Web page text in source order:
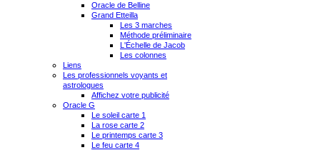
Oracle de Belline
Grand Etteilla
Les 3 marches
Méthode préliminaire
L'Échelle de Jacob
Les colonnes
Liens
Les professionnels voyants et
astrologues
Affichez votre publicité
Oracle G
Le soleil carte 1
La rose carte 2
Le printemps carte 3
Le feu carte 4